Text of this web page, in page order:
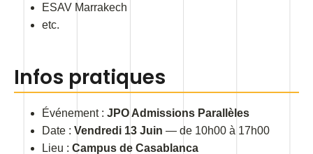
ESAV Marrakech
etc.
Infos pratiques
Événement : JPO Admissions Parallèles
Date : Vendredi 13 Juin — de 10h00 à 17h00
Lieu : Campus de Casablanca